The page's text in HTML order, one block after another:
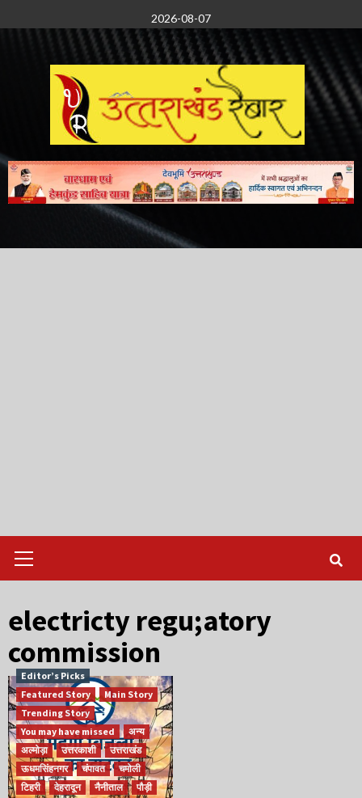
to
2026-08-07
Menu
electricty regu;atory
commission
Editor’s Picks
Featured Story
Main Story
Trending Story
You may have missed
अन्य
अल्मोड़ा
उत्तरकाशी
उत्तराखंड
ऊधमसिंहनगर
चंपावत
चमोली
टिहरी
देहरादून नैनीताल
पौड़ी